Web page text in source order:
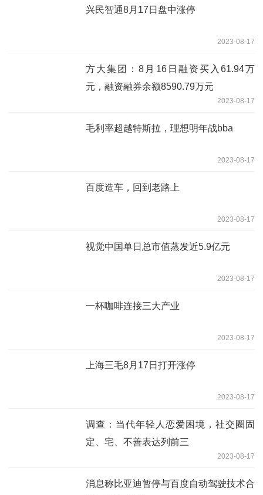
兴民智通8月17日盘中涨停
2023-08-17
方大集团：8月16日融资买入61.94万
元，融资融券余额8590.79万元
2023-08-17
毛利率超越特斯拉，理想明年战bba
2023-08-17
百度造车，回到老路上
2023-08-17
视觉中国单日总市值蒸发近5.9亿元
2023-08-17
一杯咖啡连接三大产业
2023-08-17
上海三毛8月17日打开涨停
2023-08-17
调查：当代年轻人恋爱困境，社交圈固
定、宅、不善表达列前三
2023-08-17
消息称比亚迪暂停与百度自动驾驶技术合